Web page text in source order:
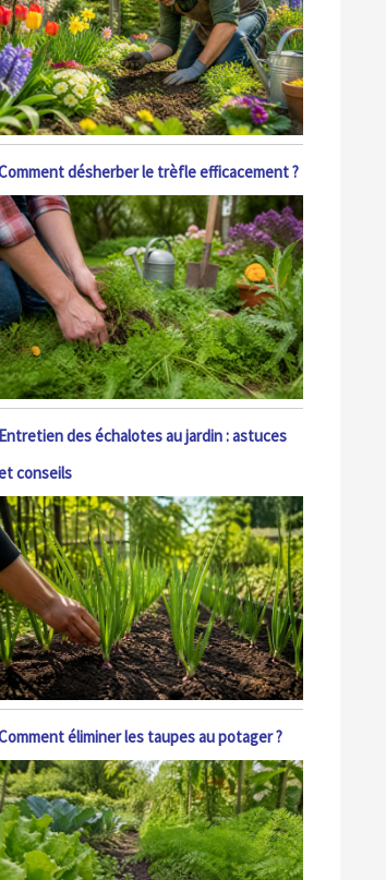
désherber le trèfle efficacement ?
Entretien des échalotes au jardin : astuces
conseils
éliminer les taupes au potager ?